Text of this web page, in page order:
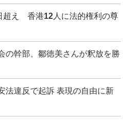
超え 香港12人に法的権利の尊
の幹部、鄒徳美さんが釈放を勝
違反で起訴 表現の自由に新